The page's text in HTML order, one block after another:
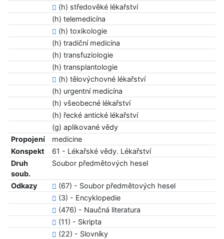
(h) středověké lékařství
(h) telemedicína
(h) toxikologie
(h) tradiční medicína
(h) transfuziologie
(h) transplantologie
(h) tělovýchovné lékařství
(h) urgentní medicína
(h) všeobecné lékařství
(h) řecké antické lékařství
(g) aplikované vědy
Propojení
medicine
Konspekt
61 - Lékařské vědy. Lékařství
Druh
soub.
Soubor předmětových hesel
Odkazy
(67) - Soubor předmětových hesel
(3) - Encyklopedie
(476) - Naučná literatura
(11) - Skripta
(22) - Slovníky